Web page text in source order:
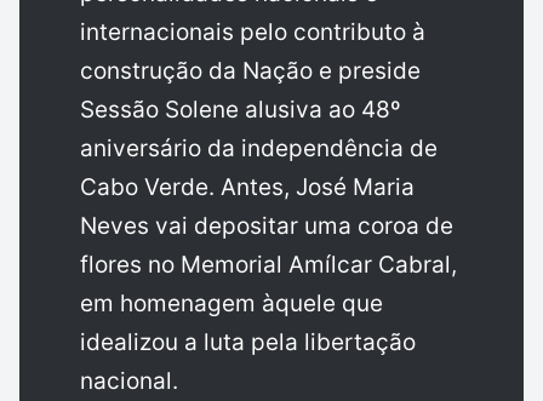
internacionais pelo contributo à
construção da Nação e preside
Sessão Solene alusiva ao 48º
aniversário da independência de
Cabo Verde. Antes, José Maria
Neves vai depositar uma coroa de
flores no Memorial Amílcar Cabral,
em homenagem àquele que
idealizou a luta pela libertação
nacional.